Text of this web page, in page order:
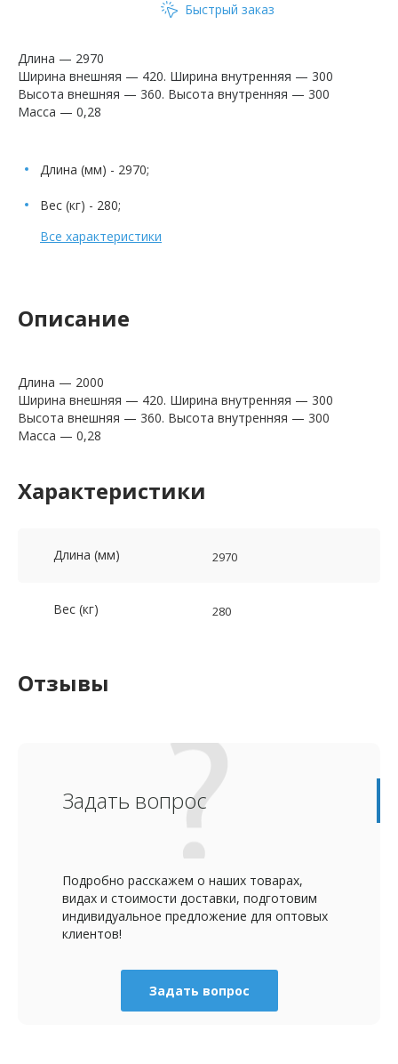
Быстрый заказ
Длина — 2970
Ширина внешняя — 420. Ширина внутренняя — 300
Высота внешняя — 360. Высота внутренняя — 300
Масса — 0,28
Длина (мм) - 2970;
Вес (кг) - 280;
Все характеристики
Описание
Длина — 2000
Ширина внешняя — 420. Ширина внутренняя — 300
Высота внешняя — 360. Высота внутренняя — 300
Масса — 0,28
Характеристики
Длина (мм) 2970
Вес (кг) 280
Отзывы
Задать вопрос
Подробно расскажем о наших товарах,
видах и стоимости доставки, подготовим
индивидуальное предложение для оптовых
клиентов!
Задать вопрос